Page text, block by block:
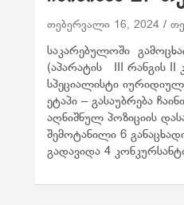
თებერვალი 16, 2024
საკარებულოში
(აპარატის III რანგის II
სპეციალისტი იურიდიულ
ეტაპი – გასაუბრება
აღნიშნულ პოზიციის
შემოტანილი 6
გადავიდა 4